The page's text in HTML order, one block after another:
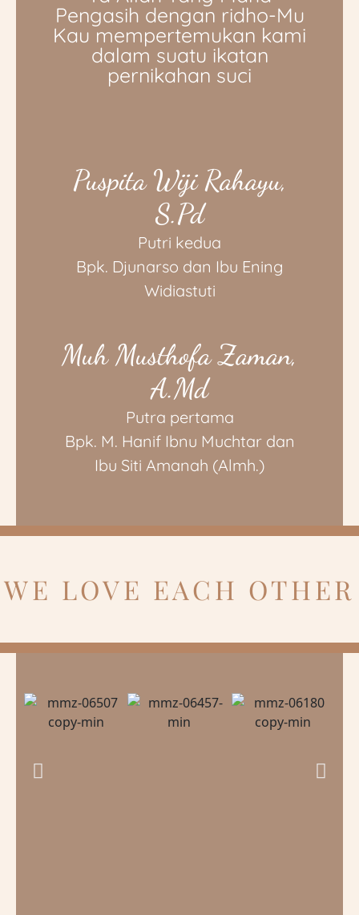
Pengasih dengan ridho-Mu
Kau mempertemukan kami
dalam suatu ikatan
pernikahan suci
Puspita Wiji Rahayu,
S.Pd
Putri kedua
Bpk. Djunarso dan Ibu Ening
Widiastuti
Muh Musthofa Zaman,
A.Md
Putra pertama
Bpk. M. Hanif Ibnu Muchtar dan
Ibu Siti Amanah (Almh.)
WE LOVE EACH OTHER